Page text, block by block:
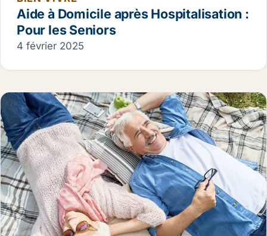
Aide à Domicile après Hospitalisation :
Pour les Seniors
4 février 2025